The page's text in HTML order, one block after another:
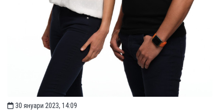
30 януари 2023, 14:09